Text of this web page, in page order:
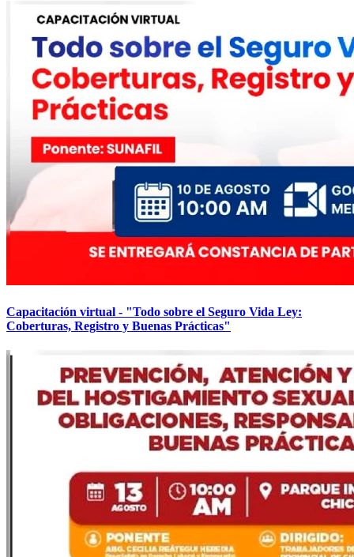
Capacitación virtual - "Todo sobre el Seguro Vida Ley:
Coberturas, Registro y Buenas Prácticas"